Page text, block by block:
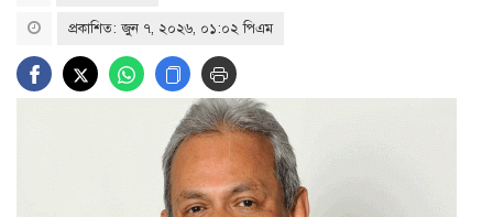
প্রকাশিত: জুন ৭, ২০২৬, ০১:০২ পিএম